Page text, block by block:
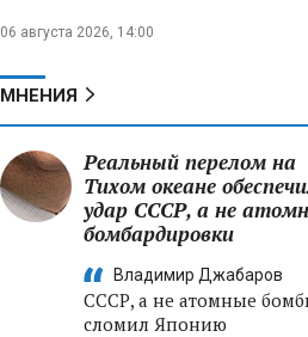
06 августа 2026, 14:00
МНЕНИЯ
Реальный перелом на
Тихом океане
удар СССР, а не
бомбардировки
Владимир Джабаров
СССР, а не атомные
сломил Японию